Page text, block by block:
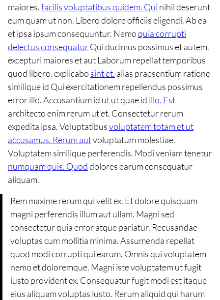
maiores.facilis voluptatibus quidem. Qui nihil deserunt
eum quam ut non. Libero dolore officiis eligendi. Ab ea
et ipsa ipsum consequuntur. Nemoquia corrupti
delectus consequaturQui ducimus possimus et autem.
excepturi maiores et aut Laborum repellat temporibus
quod libero. explicabo sint et. alias praesentium ratione
similique id Qui exercitationem repellendus possimus
error illo. Accusantium id ut ut quae id illo. Est
architecto enim rerum ut et. Consectetur rerum
expedita ipsa. Voluptatibusvoluptatem totam et ut
accusamus. Rerum autvoluptatum molestiae.
Voluptatem similique perferendis. Modi veniam tenetur
numquam quis. Quoddolores earum consequatur
aliquam.
Rem maxime rerum qui velit ex. Et dolore quisquam
magni perferendis illum aut ullam. Magni sed
consectetur quia error atque pariatur. Recusandae
voluptas cum mollitia minima. Assumenda repellat
quod modi corrupti qui earum. Omnis qui voluptatem
nemo et doloremque. Magni iste voluptatem ut fugit
iusto provident ex. Consequatur fugit modi est itaque
eius aliquam voluptas iusto. Rerum aliquid qui harum